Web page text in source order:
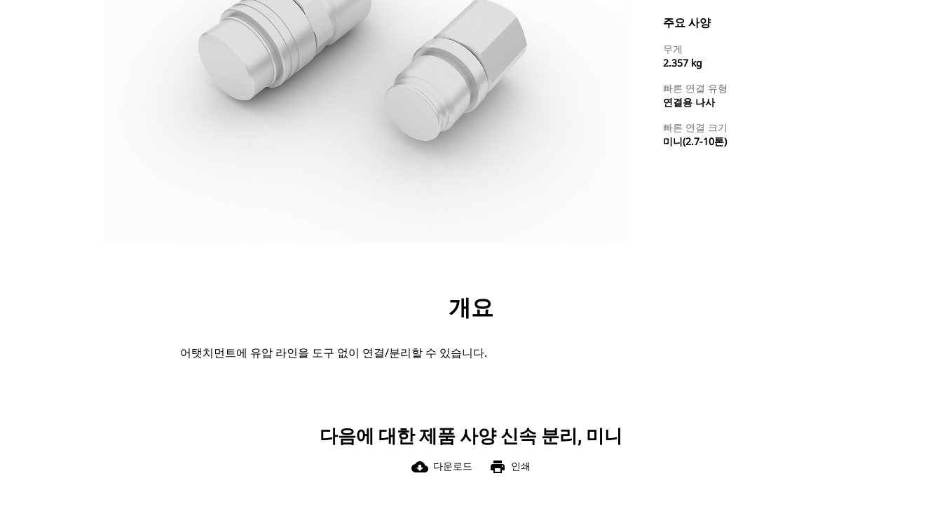
주요 사양
무게
2.357 kg
빠른 연결 유형
연결용 나사
빠른 연결 크기
미니(2.7-10톤)
투어
개요
어탯치먼트에 유압 라인을 도구 없이 연결/분리할 수 있습니다.
다음에 대한 제품 사양 신속 분리, 미니
cloud_download 다운로드 print 인쇄